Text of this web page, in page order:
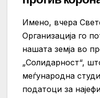
Имено, вчера
Организација го
нашата земја во
„Солидарност“,
меѓународна
податоци за